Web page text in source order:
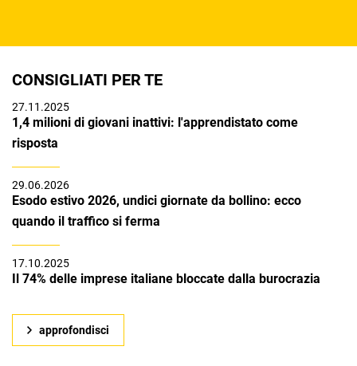
CONSIGLIATI PER TE
27.11.2025
1,4 milioni di giovani inattivi: l'apprendistato come
risposta
29.06.2026
Esodo estivo 2026, undici giornate da bollino: ecco
quando il traffico si ferma
17.10.2025
Il 74% delle imprese italiane bloccate dalla burocrazia
approfondisci